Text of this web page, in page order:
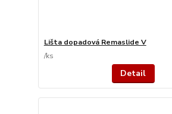
Lišta dopadová Remaslide V
/ks
Detail